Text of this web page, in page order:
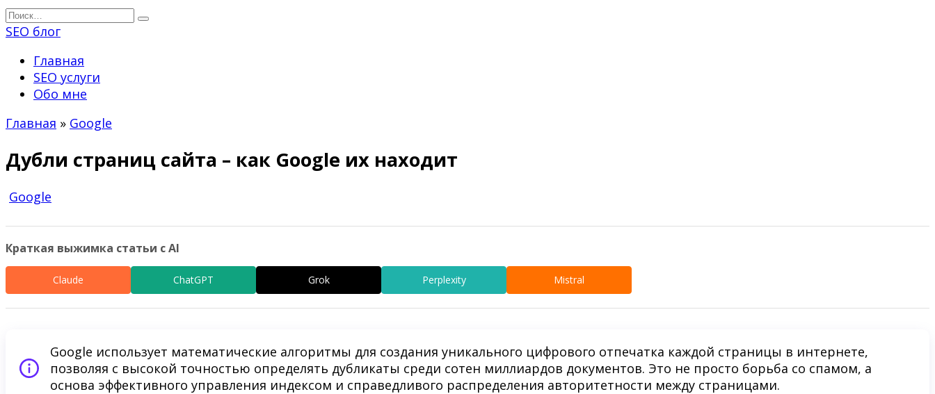
Перейти
к
Search
for:
SEO блог
Главная
SEO услуги
Обо мне
Главная » Google
Дубли страниц сайта – как Google их находит
Google
Краткая выжимка статьи с AI
Claude ChatGPT Grok Perplexity Mistral
Google использует математические алгоритмы для создания уникального цифрового отпечатка каждой страницы в интернете,
позволяя с высокой точностью определять дубликаты среди сотен миллиардов документов. Это не просто борьба со спамом, а
основа эффективного управления индексом и справедливого распределения авторитетности между страницами.